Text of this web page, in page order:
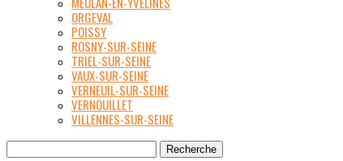
ORGEVAL
POISSY
ROSNY-SUR-SEINE
TRIEL-SUR-SEINE
VAUX-SUR-SEINE
VERNEUIL-SUR-SEINE
VERNOUILLET
VILLENNES-SUR-SEINE